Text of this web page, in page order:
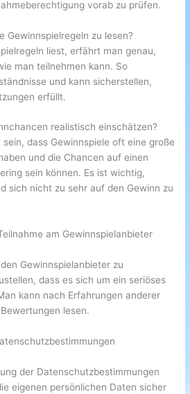
vorab zu prüfen.
Gewinnspielregeln zu lesen?
liest, erfährt man genau,
man teilnehmen kann. So
und kann sicherstellen,
erfüllt.
realistisch einschätzen?
dass Gewinnspiele oft eine große
und die Chancen auf einen
sein können. Es ist wichtig,
sich nicht zu sehr auf den Gewinn zu
am Gewinnspielanbieter
Gewinnspielanbieter zu
dass es sich um ein seriöses
kann nach Erfahrungen anderer
lesen.
der Datenschutzbestimmungen
eigenen persönlichen Daten sicher